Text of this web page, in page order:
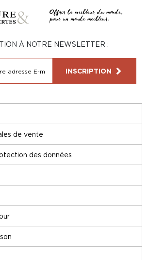
de vente
des données
À NOTRE NEWSLETTER :
INSCRIPTION